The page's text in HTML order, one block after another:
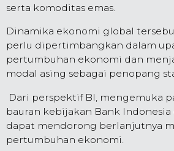
serta komoditas emas.
Dinamika ekonomi global
perlu dipertimbangkan dalam
pertumbuhan ekonomi dan
modal asing sebagai penopang
Dari perspektif BI, mengemuka
bauran kebijakan Bank
dapat mendorong berlanjutnya
pertumbuhan ekonomi.